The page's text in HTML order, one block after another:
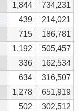
1,844
734,231
439
214,021
715
186,781
1,192
505,457
336
162,534
634
316,507
1,278
651,919
502
302,512